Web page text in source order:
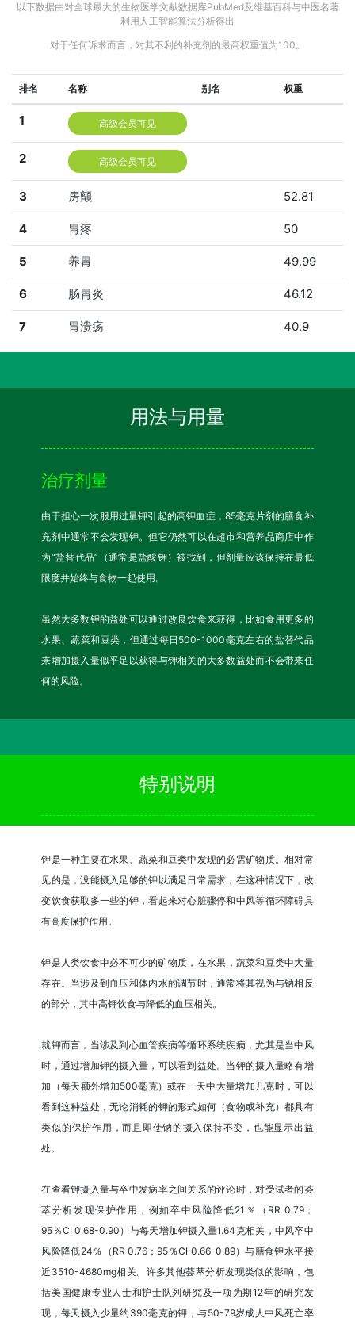
以下数据由对全球最大的生物医学文献数据库PubMed及维基百科与中医名著
利用人工智能算法分析得出
对于任何诉求而言，对其不利的补充剂的最高权重值为100。
排名 名称 别名 权重
1 高级会员可见
2 高级会员可见
3 房颤 52.81
4 胃疼 50
5 养胃 49.99
6 肠胃炎 46.12
7 胃溃疡 40.9
用法与用量
治疗剂量
由于担心一次服用过量钾引起的高钾血症，85毫克片剂的膳食补
充剂中通常不会发现钾。但它仍然可以在超市和营养品商店中作
为“盐替代品”（通常是盐酸钾）被找到，但剂量应该保持在最低
限度并始终与食物一起使用。
虽然大多数钾的益处可以通过改良饮食来获得，比如食用更多的
水果、蔬菜和豆类，但通过每日500-1000毫克左右的盐替代品
来增加摄入量似乎足以获得与钾相关的大多数益处而不会带来任
何的风险。
特别说明
钾是一种主要在水果、蔬菜和豆类中发现的必需矿物质。相对常
见的是，没能摄入足够的钾以满足日常需求，在这种情况下，改
变饮食获取多一些的钾，看起来对心脏骤停和中风等循环障碍具
有高度保护作用。
钾是人类饮食中必不可少的矿物质，在水果​​，蔬菜和豆类中大量
存在。当涉及到血压和体内水的调节时，通常将其视为与钠相反
的部分，其中高钾饮食与降低的血压相关。
就钾而言，当涉及到心血管疾病等循环系统疾病，尤其是当中风
时，通过增加钾的摄入量，可以看到益处。当钾的摄入量略有增
加（每天额外增加500毫克）或在一天中大量增加几克时，可以
看到这种益处，无论消耗的钾的形式如何（食物或补充）都具有
类似的保护作用，而且即使钠的摄入保持不变，也能显示出益
处。
在查看钾摄入量与卒中发病率之间关系的评论时，对受试者的荟
萃分析发现保护作用，例如卒中风险降低21％（RR 0.79；
95％CI 0.68-0.90）与每天增加钾摄入量1.64克相关，中风卒中
风险降低24％（RR 0.76；95％CI 0.66-0.89）与膳食钾水平接
近3510-4680mg相关。许多其他荟萃分析发现类似的影响，包
括美国健康专业人士和护士队列研究及一项为期12年的研究发
现，每天摄入少量约390毫克的钾，与50-79岁成人中风死亡率